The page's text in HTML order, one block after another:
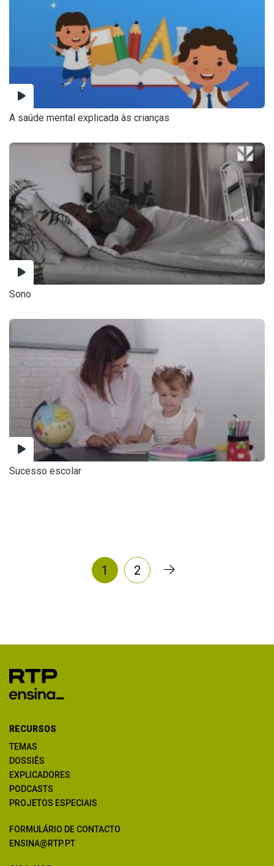
A saúde mental explicada às crianças
Sono
Sucesso escolar
1 2
RECURSOS
TEMAS
DOSSIÊS
EXPLICADORES
PODCASTS
PROJETOS ESPECIAIS
FORMULÁRIO DE CONTACTO
ENSINA@RTP.PT